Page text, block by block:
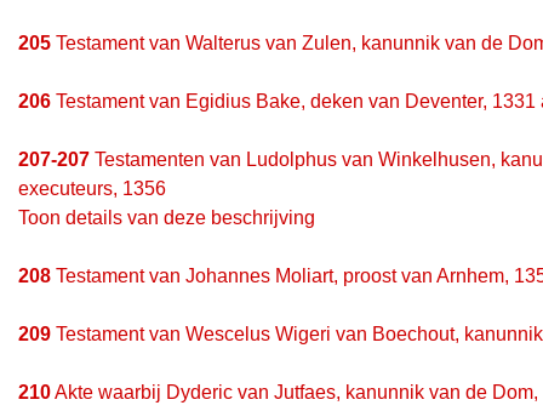
205 Testament van Walterus van Zulen, kanunnik van de
206 Testament van Egidius Bake, deken van Deventer, 1331
207-207 Testamenten van Ludolphus van Winkelhusen,
executeurs, 1356
Toon details van deze beschrijving
208 Testament van Johannes Moliart, proost van Arnhem,
209 Testament van Wescelus Wigeri van Boechout,
210Akte waarbij Dyderic van Jutfaes, kanunnik van de